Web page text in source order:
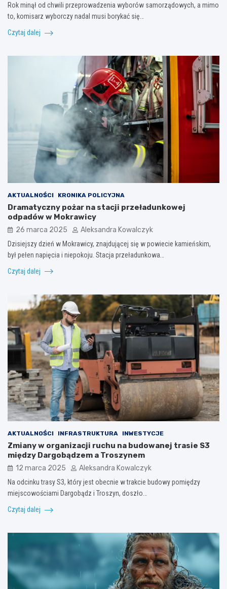
Rok minął od chwili przeprowadzenia wyborów samorządowych, a mimo
to, komisarz wyborczy nadal musi borykać się…
Czytaj dalej
AKTUALNOŚCI KRONIKA POLICYJNA
Dramatyczny pożar na stacji przeładunkowej
odpadów w Mokrawicy
26 marca 2025 Aleksandra Kowalczyk
Dzisiejszy dzień w Mokrawicy, znajdującej się w powiecie kamieńskim,
był pełen napięcia i niepokoju. Stacja przeładunkowa…
Czytaj dalej
AKTUALNOŚCI INFRASTRUKTURA INWESTYCJE
Zmiany w organizacji ruchu na budowanej trasie S3
między Dargobądzem a Troszynem
12 marca 2025 Aleksandra Kowalczyk
Na odcinku trasy S3, który jest obecnie w trakcie budowy pomiędzy
miejscowościami Dargobądz i Troszyn, doszło…
Czytaj dalej